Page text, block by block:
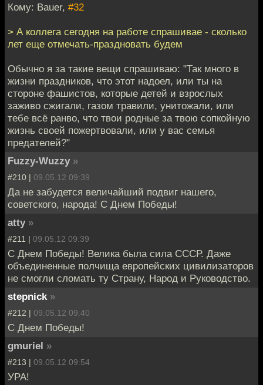
Кому: Bauer, #32
> А коллега сегодня на работе спрашивае - сколько
лет еще отмечать-праздновать будем
Обычно я за такие вещи спрашиваю: "Так много в
жизни праздников, что этот надоел, или ты на
стороне фашистов, которые детей и взрослых
заживо сжигали, газом травили, унитожали, или
тебе всё ранво, что твои родные за твою сопкойную
жизнь своей пожертвовали, или у вас семья
предателей?"
Fuzzy-Wuzzy »
#210 | 09.05.12 09:39
Да не забудется величайший подвиг нашего,
советского, народа! С Днем Победы!
atty »
#211 | 09.05.12 09:39
С Днем Победы! Велика была сила СССР. Даже
объединенные полчища европейских цивилизаторов
не смогли сломать ту Страну, Народ и Руководство.
stepnick »
#212 | 09.05.12 09:40
С Днем Победы!
gmuriel »
#213 | 09.05.12 09:54
УРА!